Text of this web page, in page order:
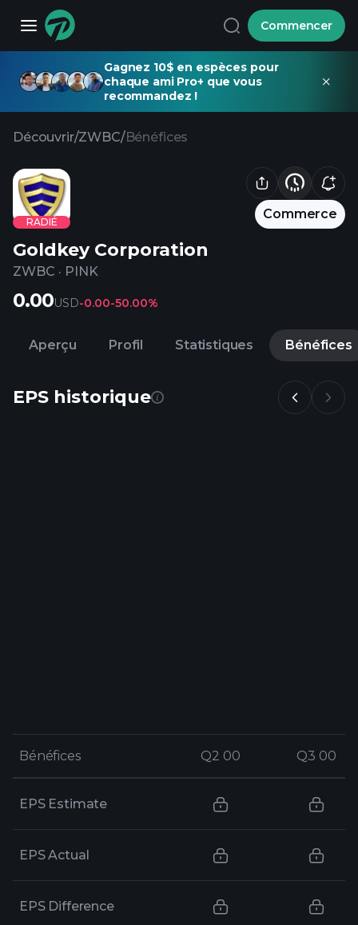
Commencer
Gagnez 10$ en espèces pour
chaque ami Pro+ que vous
recommandez !
Découvrir/ZWBC/Bénéfices
RADIÉ
Commerce
Goldkey Corporation
ZWBC · PINK
0.00USD-0.00-50.00%
Aperçu Profil Statistiques Bénéfices
EPS historique
Bénéfices Q2 00 Q3 00
Bénéfices Q2 00 Q3 00
EPS Estimate
EPS Actual
EPS Difference